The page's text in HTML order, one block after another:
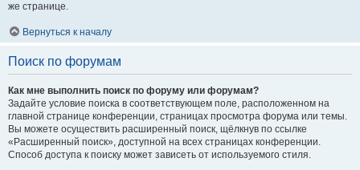
же странице.
Вернуться к началу
Поиск по форумам
Как мне выполнить поиск по форуму или форумам?
Задайте условие поиска в соответствующем поле, расположенном на
главной странице конференции, страницах просмотра форума или темы.
Вы можете осуществить расширенный поиск, щёлкнув по ссылке
«Расширенный поиск», доступной на всех страницах конференции.
Способ доступа к поиску может зависеть от используемого стиля.